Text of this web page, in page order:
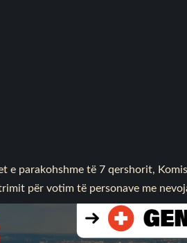
e parakohshme të 7 qershorit,
për votim të personave me